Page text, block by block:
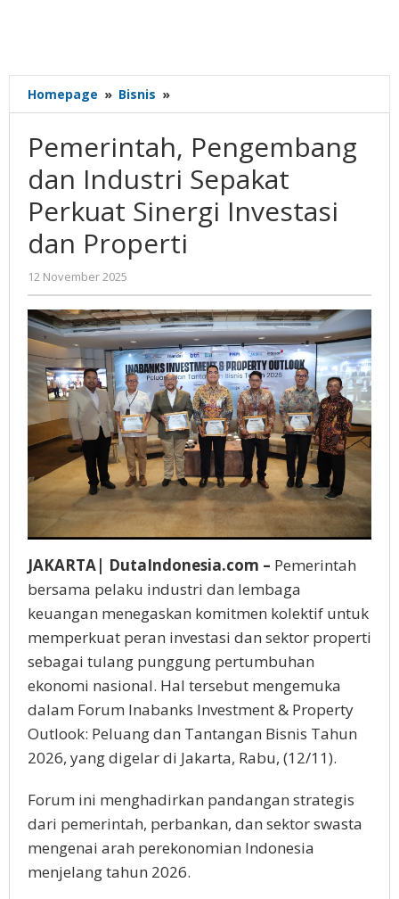
Homepage » Bisnis »
Pengembang
Industri
Sepakat
Perkuat
Sinergi
Investasi
dan
Pemerintah, Pengembang
dan Industri Sepakat
Perkuat Sinergi Investasi
dan Properti
12 November 2025
Gatot
Susanto
JAKARTA| DutaIndonesia.com – Pemerintah
bersama pelaku industri dan lembaga
keuangan menegaskan komitmen kolektif untuk
memperkuat peran investasi dan sektor properti
sebagai tulang punggung pertumbuhan
ekonomi nasional. Hal tersebut mengemuka
dalam Forum Inabanks Investment & Property
Outlook: Peluang dan Tantangan Bisnis Tahun
2026, yang digelar di Jakarta, Rabu, (12/11).
Forum ini menghadirkan pandangan strategis
dari pemerintah, perbankan, dan sektor swasta
mengenai arah perekonomian Indonesia
menjelang tahun 2026.